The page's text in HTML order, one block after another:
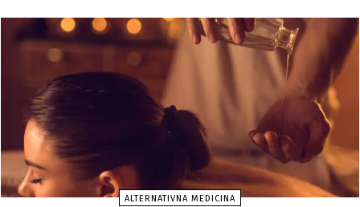
ALTERNATIVNA MEDICINA